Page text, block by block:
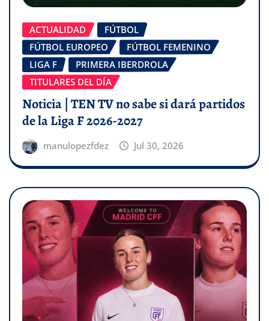
ACTUALIDAD
FÚTBOL
FÚTBOL EUROPEO
FÚTBOL FEMENINO
LIGA F
PRIMERA IBERDROLA
TITULARES DEL DÍA
Noticia | TEN TV no sabe si dará partidos
de la Liga F 2026-2027
manulopezfdez Jul 30, 2026